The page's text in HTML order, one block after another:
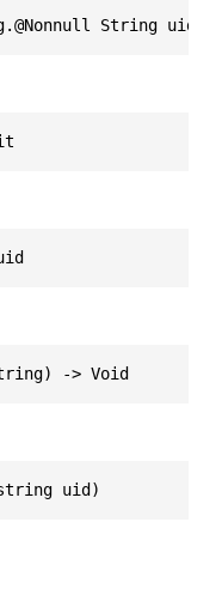
String uid)
-> Void
uid)